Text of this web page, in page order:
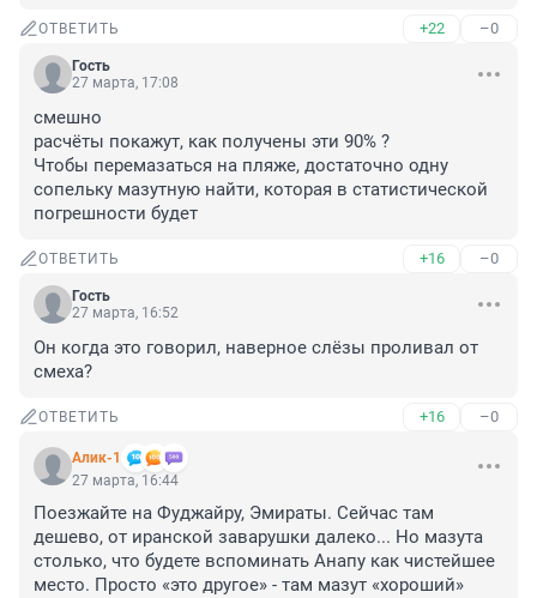
ОТВЕТИТЬ +22 –0
Гость
27 марта, 17:08
смешно
расчёты покажут, как получены эти 90% ?
Чтобы перемазаться на пляже, достаточно одну
сопельку мазутную найти, которая в статистической
погрешности будет
ОТВЕТИТЬ +16 –0
Гость
27 марта, 16:52
Он когда это говорил, наверное слёзы проливал от
смеха?
ОТВЕТИТЬ +16 –0
Алик-1
27 марта, 16:44
Поезжайте на Фуджайру, Эмираты. Сейчас там
дешево, от иранской заварушки далеко... Но мазута
столько, что будете вспоминать Анапу как чистейшее
место. Просто «это другое» - там мазут «хороший»